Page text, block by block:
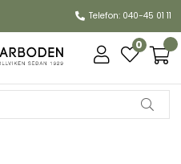
Telefon: 040-45 01 11
0